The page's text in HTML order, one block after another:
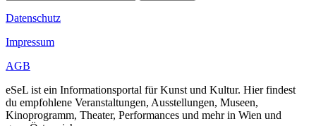
Datenschutz
Impressum
AGB
eSeL ist ein Informationsportal für Kunst und Kultur. Hier findest
du empfohlene Veranstaltungen, Ausstellungen, Museen,
Kinoprogramm, Theater, Performances und mehr in Wien und